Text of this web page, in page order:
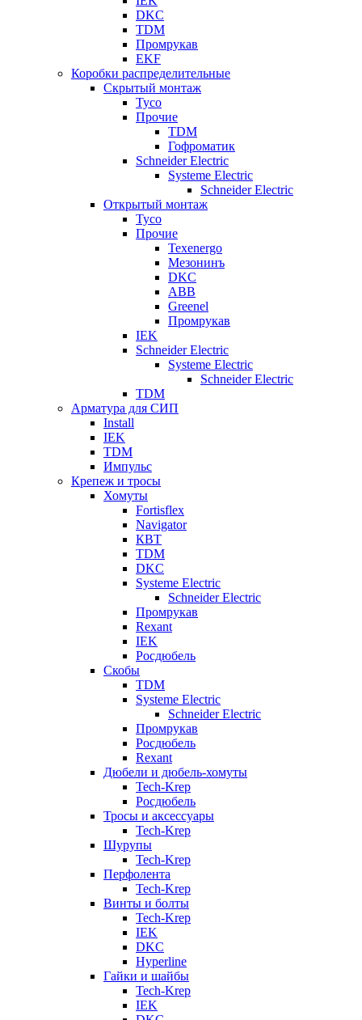
DKC
TDM
Промрукав
EKF
Коробки распределительные
Скрытый монтаж
Tyco
Прочие
TDM
Гофроматик
Schneider Electric
Systeme Electric
Schneider Electric
Открытый монтаж
Tyco
Прочие
Texenergo
Мезонинъ
DKC
ABB
Greenel
Промрукав
IEK
Schneider Electric
Systeme Electric
Schneider Electric
TDM
Арматура для СИП
Install
IEK
TDM
Импульс
Крепеж и тросы
Хомуты
Fortisflex
Navigator
КВТ
TDM
DKC
Systeme Electric
Schneider Electric
Промрукав
Rexant
IEK
Росдюбель
Скобы
TDM
Systeme Electric
Schneider Electric
Промрукав
Росдюбель
Rexant
Дюбели и дюбель-хомуты
Tech-Krep
Росдюбель
Тросы и аксессуары
Tech-Krep
Шурупы
Tech-Krep
Перфолента
Tech-Krep
Винты и болты
Tech-Krep
IEK
DKC
Hyperline
Гайки и шайбы
Tech-Krep
IEK